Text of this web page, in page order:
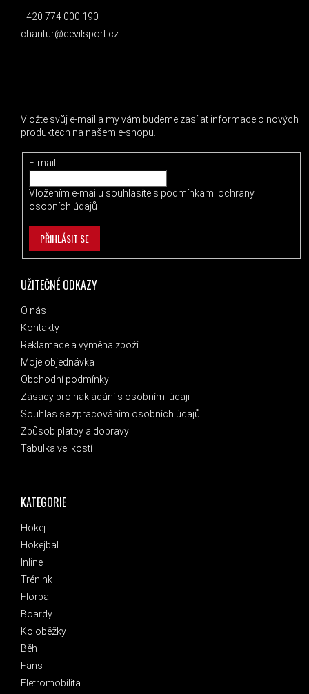
KATEGORIE
Hokej
Hokejbal
Inline
Trénink
Florbal
Boardy
Koloběžky
Běh
Fans
Eletromobilita
UŽITEČNÉ ODKAZY
O nás
Kontakty
Reklamace a výměna zboží
Moje objednávka
Obchodní podmínky
Zásady pro nakládání s osobními údaji
Souhlas se zpracováním osobních údajů
Způsob platby a dopravy
Tabulka velikostí
+420 774 000 190
chantur@devilsport.cz
Vložte svůj e-mail a my vám budeme zasílat informace o nových
produktech na našem e-shopu.
E-mail
Vložením e-mailu souhlasíte s podmínkami ochrany
osobních údajů
PŘIHLÁSIT SE